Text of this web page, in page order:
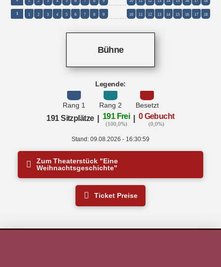
1 2 3 4 5 6 7 8 9 10 11 12 13 14 15 16 17 18
1 1 2 3 4 5 6 7 8 9 10 11 12 13 14 15 16 17 18
Bühne
Legende:
Rang 1 Rang 2 Besetzt
191 Sitzplätze 191 Frei
(100,0%)
0 Gebucht
(0,0%)
Stand: 09.08.2026 - 16:30:59
Zum Theaterstück "Eine
Weihnachtsgeschichte"
Ticket Preise